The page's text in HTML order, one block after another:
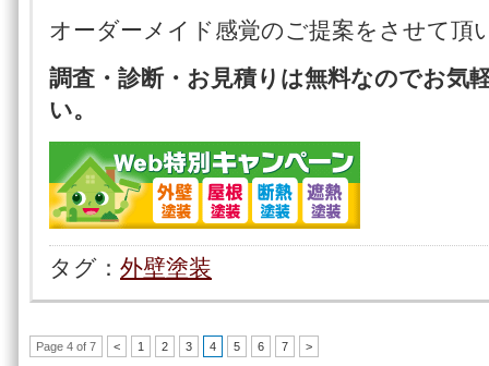
オーダーメイド感覚のご提案をさせて
調査・診断・お見積りは無料なのでお気
い。
タグ： 外壁塗装
Page 4 of 7 < 1 2 3 4 5 6 7 >